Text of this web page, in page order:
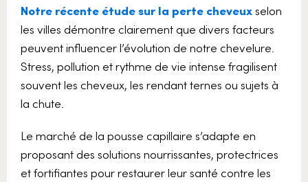
Notre récente étude sur la perte cheveuxselon
les villes démontre clairement que divers facteurs
peuvent influencer l’évolution de notre chevelure.
Stress, pollution et rythme de vie intense fragilisent
souvent les cheveux, les rendant ternes ou sujets à
la chute.
Le marché de la pousse capillaire s’adapte en
proposant des solutions nourrissantes, protectrices
et fortifiantes pour restaurer leur santé contre les